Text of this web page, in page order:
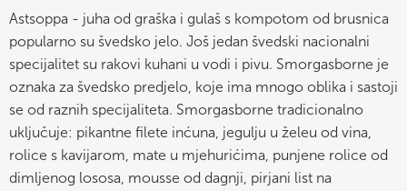
Astsoppa - juha od graška i gulaš s kompotom od brusnica
popularno su švedsko jelo. Još jedan švedski nacionalni
specijalitet su rakovi kuhani u vodi i pivu. Smorgasborne je
oznaka za švedsko predjelo, koje ima mnogo oblika i sastoji
se od raznih specijaliteta. Smorgasborne tradicionalno
uključuje: pikantne filete inćuna, jegulju u želeu od vina,
rolice s kavijarom, mate u mjehurićima, punjene rolice od
dimljenog lososa, mousse od dagnji, pirjani list na